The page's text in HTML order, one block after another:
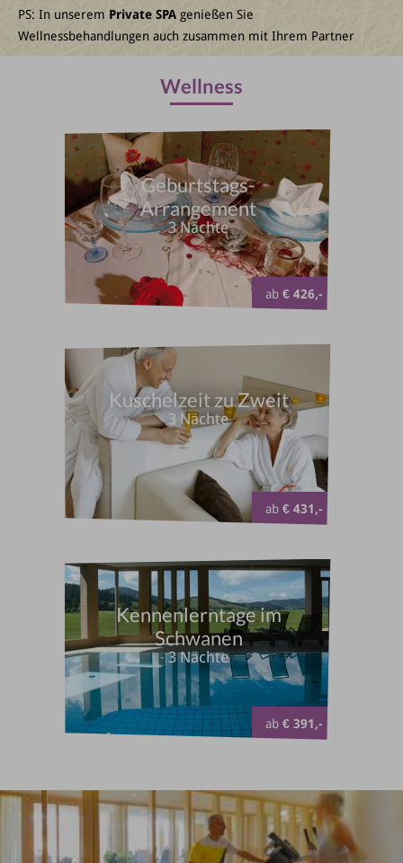
PS: In unserem Private SPA genießen Sie
Wellnessbehandlungen auch zusammen mit Ihrem Partner
Wellness
Geburtstags-
Arrangement
3 Nächte
ab € 426,-
Kuschelzeit zu Zweit
3 Nächte
ab € 431,-
Kennenlerntage im
Schwanen
3 Nächte
ab € 391,-